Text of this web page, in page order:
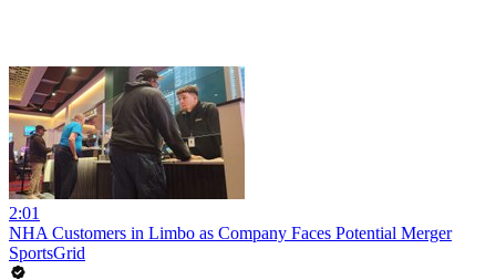
2:01
NHA Customers in Limbo as Company Faces Potential Merger
SportsGrid